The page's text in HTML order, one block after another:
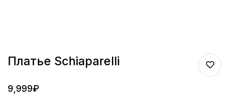
Платье Schiaparelli
9,999₽